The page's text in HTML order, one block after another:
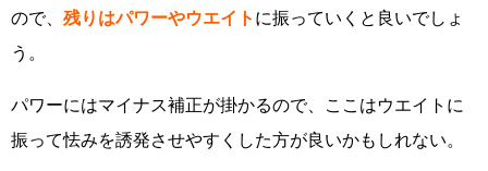
ので、 残りはパワーやウエイト に振っていくと良いでしょ
う。
パワーにはマイナス補正が掛かるので、ここはウエイトに
振って怯みを誘発させやすくした方が良いかもしれない。